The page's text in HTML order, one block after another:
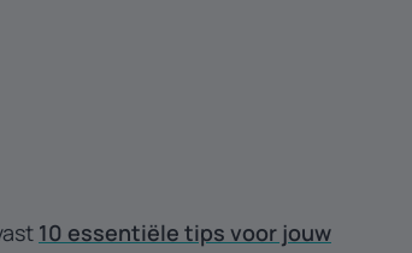
10 essentiële tips voor jouw